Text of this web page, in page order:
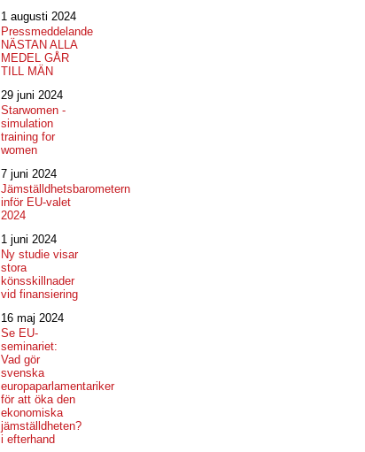
1 augusti 2024
Pressmeddelande
NÄSTAN ALLA
MEDEL GÅR
TILL MÄN
29 juni 2024
Starwomen -
simulation
training for
women
7 juni 2024
Jämställdhetsbarometern
inför EU-valet
2024
1 juni 2024
Ny studie visar
stora
könsskillnader
vid finansiering
16 maj 2024
Se EU-
seminariet:
Vad gör
svenska
europaparlamentariker
för att öka den
ekonomiska
jämställdheten?
i efterhand